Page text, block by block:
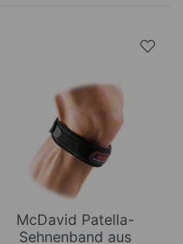
McDavid Patella-
Sehnenband aus